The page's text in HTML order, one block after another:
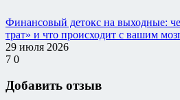
Финансовый детокс на выходные:
трат» и что происходит с вашим
29 июля 2026
7 0
Добавить отзыв